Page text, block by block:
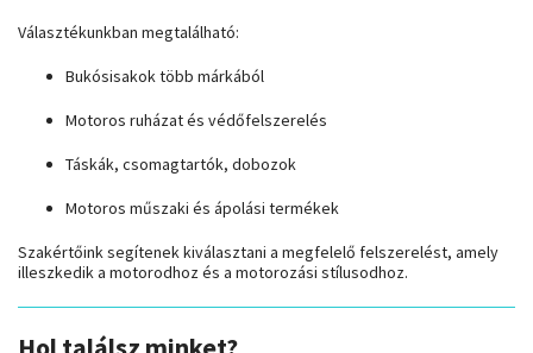
Választékunkban megtalálható:
Bukósisakok több márkából
Motoros ruházat és védőfelszerelés
Táskák, csomagtartók, dobozok
Motoros műszaki és ápolási termékek
Szakértőink segítenek kiválasztani a megfelelő felszerelést, amely
illeszkedik a motorodhoz és a motorozási stílusodhoz.